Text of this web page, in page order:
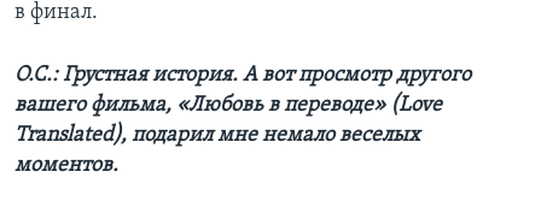
в финал.
О.С.: Грустная история. А вот просмотр другого
вашего фильма, «Любовь в переводе» (Love
Translated), подарил мне немало веселых
моментов.